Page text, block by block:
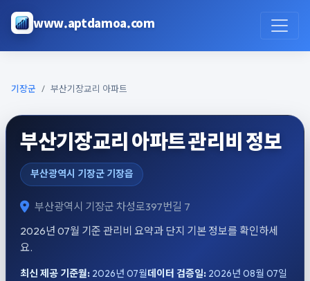
www.aptdamoa.com
기장군 부산기장교리 아파트
부산기장교리 아파트 관리비 정보
부산광역시 기장군 기장읍
부산광역시 기장군 차성로397번길 7
2026년 07월 기준 관리비 요약과 단지 기본 정보를 확인하세
요.
최신 제공 기준월: 2026년 07월데이터 검증일: 2026년 08월 07일